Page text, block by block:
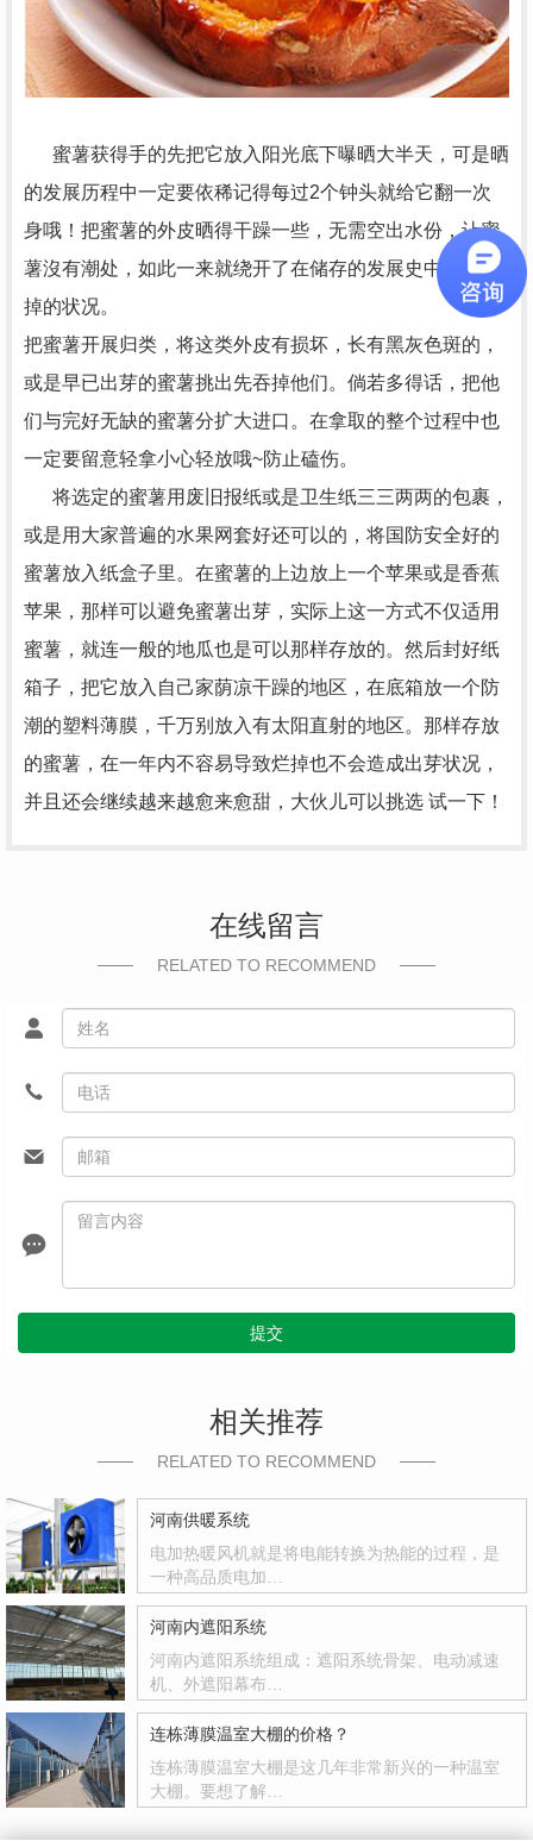
蜜薯获得手的先把它放入阳光底下曝晒大半天，可是晒
的发展历程中一定要依稀记得每过2个钟头就给它翻一次
身哦！把蜜薯的外皮晒得干躁一些，无需空出水份，让蜜
薯沒有潮处，如此一来就绕开了在储存的发展史中造成烂
掉的状况。
把蜜薯开展归类，将这类外皮有损坏，长有黑灰色斑的，
或是早已出芽的蜜薯挑出先吞掉他们。倘若多得话，把他
们与完好无缺的蜜薯分扩大进口。在拿取的整个过程中也
一定要留意轻拿小心轻放哦~防止磕伤。
将选定的蜜薯用废旧报纸或是卫生纸三三两两的包裹，
或是用大家普遍的水果网套好还可以的，将国防安全好的
蜜薯放入纸盒子里。在蜜薯的上边放上一个苹果或是香蕉
苹果，那样可以避免蜜薯出芽，实际上这一方式不仅适用
蜜薯，就连一般的地瓜也是可以那样存放的。然后封好纸
箱子，把它放入自己家荫凉干躁的地区，在底箱放一个防
潮的塑料薄膜，千万别放入有太阳直射的地区。那样存放
的蜜薯，在一年内不容易导致烂掉也不会造成出芽状况，
并且还会继续越来越愈来愈甜，大伙儿可以挑选 试一下！
在线留言
RELATED TO RECOMMEND
提交
相关推荐
RELATED TO RECOMMEND
河南供暖系统
电加热暖风机就是将电能转换为热能的过程，是
一种高品质电加…
河南内遮阳系统
河南内遮阳系统组成：遮阳系统骨架、电动减速
机、外遮阳幕布…
连栋薄膜温室大棚的价格？
连栋薄膜温室大棚是这几年非常新兴的一种温室
大棚。要想了解…